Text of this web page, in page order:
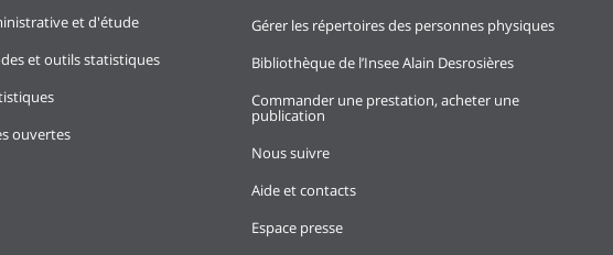
et d'étude
et outils statistiques
ouvertes
Gérer les répertoires des personnes physiques
Bibliothèque de l’Insee Alain Desrosières
Commander une prestation, acheter une
publication
Nous suivre
Aide et contacts
Espace presse